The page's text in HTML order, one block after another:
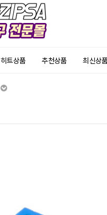
히트상품 추천상품 최신상